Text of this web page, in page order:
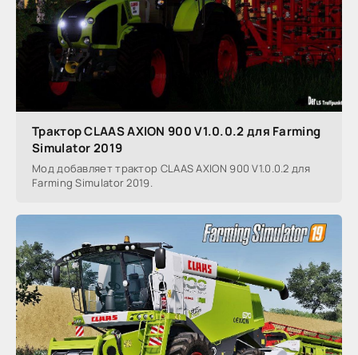
Трактор CLAAS AXION 900 V1.0.0.2 для Farming
Simulator 2019
Мод добавляет трактор CLAAS AXION 900 V1.0.0.2 для
Farming Simulator 2019.